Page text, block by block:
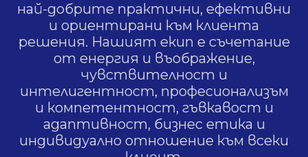
най-добрите практични, ефективни
и ориентирани към клиента
решения. Нашият екип е съчетание
от енергия и въображение,
чувствителност и
интелигентност, професионализъм
и компетентност, гъвкавост и
адаптивност, бизнес етика и
индивидуално отношение към всеки